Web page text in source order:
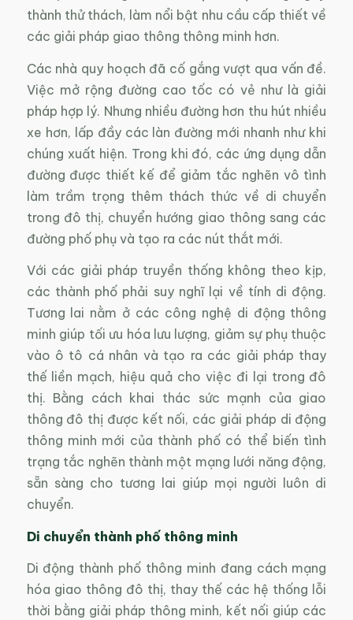
thành thử thách, làm nổi bật nhu cầu cấp thiết về
các giải pháp giao thông thông minh hơn.
Các nhà quy hoạch đã cố gắng vượt qua vấn đề.
Việc mở rộng đường cao tốc có vẻ như là giải
pháp hợp lý. Nhưng nhiều đường hơn thu hút nhiều
xe hơn, lấp đầy các làn đường mới nhanh như khi
chúng xuất hiện. Trong khi đó, các ứng dụng dẫn
đường được thiết kế để giảm tắc nghẽn vô tình
làm trầm trọng thêm thách thức về di chuyển
trong đô thị, chuyển hướng giao thông sang các
đường phố phụ và tạo ra các nút thắt mới.
Với các giải pháp truyền thống không theo kịp,
các thành phố phải suy nghĩ lại về tính di động.
Tương lai nằm ở các công nghệ di động thông
minh giúp tối ưu hóa lưu lượng, giảm sự phụ thuộc
vào ô tô cá nhân và tạo ra các giải pháp thay
thế liền mạch, hiệu quả cho việc đi lại trong đô
thị. Bằng cách khai thác sức mạnh của giao
thông đô thị được kết nối, các giải pháp di động
thông minh mới của thành phố có thể biến tình
trạng tắc nghẽn thành một mạng lưới năng động,
sẵn sàng cho tương lai giúp mọi người luôn di
chuyển.
Di chuyển thành phố thông minh
Di động thành phố thông minh đang cách mạng
hóa giao thông đô thị, thay thế các hệ thống lỗi
thời bằng giải pháp thông minh, kết nối giúp các